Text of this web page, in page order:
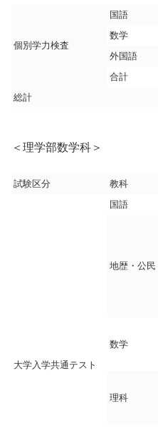
個別学力検査
国語
数学
外国語
合計
総計
＜理学部数学科＞
試験区分 教科
大学入学共通テスト
国語
地歴・公民
数学
理科